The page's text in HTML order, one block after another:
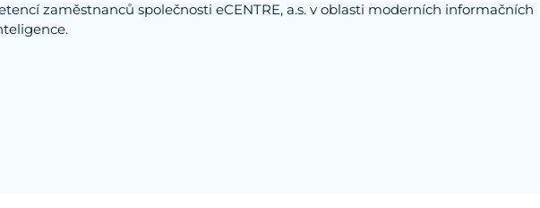
zaměstnanců společnosti eCENTRE, a.s. v oblasti moderních informačních